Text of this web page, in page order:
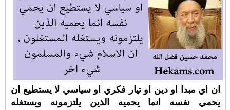
ان اي مبدا او دين او تيار فكري او سياسي لا يستطيع ان
يحمي نفسه انما يحميه الذين يلتزمونه ويستغله